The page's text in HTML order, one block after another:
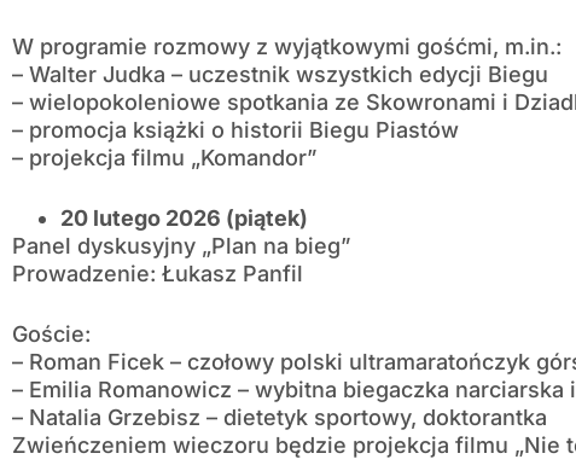
W programie rozmowy z wyjątkowymi gośćmi, m.in.:
– Walter Judka – uczestnik wszystkich edycji Biegu
– wielopokoleniowe spotkania ze Skowronami i
– promocja książki o historii Biegu Piastów
– projekcja filmu „Komandor”
20 lutego 2026 (piątek)
Panel dyskusyjny „Plan na bieg”
Prowadzenie: Łukasz Panfil
Goście:
– Roman Ficek – czołowy polski ultramaratończyk
– Emilia Romanowicz – wybitna biegaczka
– Natalia Grzebisz – dietetyk sportowy, doktorantka
Zwieńczeniem wieczoru będzie projekcja filmu „Nie